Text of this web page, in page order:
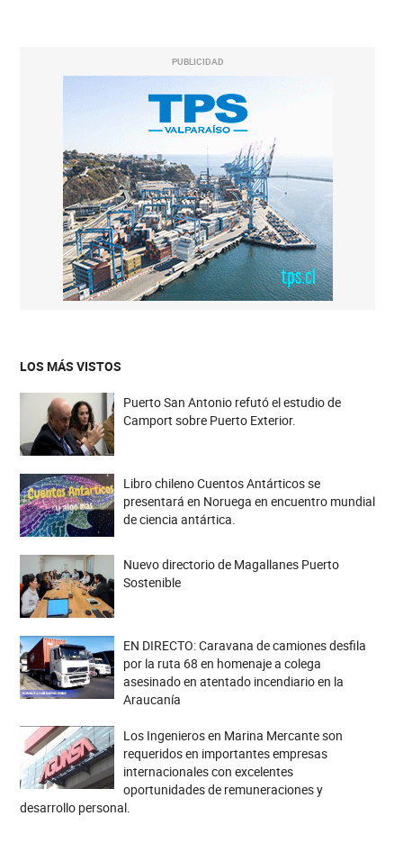
PUBLICIDAD
LOS MÁS VISTOS
Puerto San Antonio refutó el estudio de
Camport sobre Puerto Exterior.
Libro chileno Cuentos Antárticos se
presentará en Noruega en encuentro mundial
de ciencia antártica.
Nuevo directorio de Magallanes Puerto
Sostenible
EN DIRECTO: Caravana de camiones desfila
por la ruta 68 en homenaje a colega
asesinado en atentado incendiario en la
Araucanía
Los Ingenieros en Marina Mercante son
requeridos en importantes empresas
internacionales con excelentes
oportunidades de remuneraciones y
desarrollo personal.